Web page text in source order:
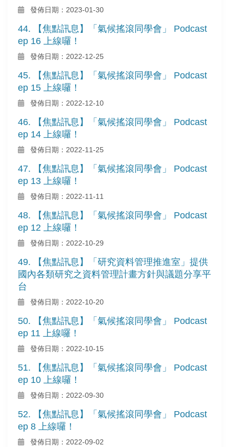
發佈日期：2023-01-30
44. 【焦點訊息】「氣候搖滾同學會」 Podcast
ep 16 上線囉！
發佈日期：2022-12-25
45. 【焦點訊息】「氣候搖滾同學會」 Podcast
ep 15 上線囉！
發佈日期：2022-12-10
46. 【焦點訊息】「氣候搖滾同學會」 Podcast
ep 14 上線囉！
發佈日期：2022-11-25
47. 【焦點訊息】「氣候搖滾同學會」 Podcast
ep 13 上線囉！
發佈日期：2022-11-11
48. 【焦點訊息】「氣候搖滾同學會」 Podcast
ep 12 上線囉！
發佈日期：2022-10-29
49. 【焦點訊息】「研究資料管理推進室」提供
國內各類研究之資料管理計畫方針與議題分享平
台
發佈日期：2022-10-20
50. 【焦點訊息】「氣候搖滾同學會」 Podcast
ep 11 上線囉！
發佈日期：2022-10-15
51. 【焦點訊息】「氣候搖滾同學會」 Podcast
ep 10 上線囉！
發佈日期：2022-09-30
52. 【焦點訊息】「氣候搖滾同學會」 Podcast
ep 8 上線囉！
發佈日期：2022-09-02